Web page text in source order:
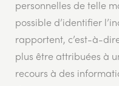
personnelles de telle
possible d’identifier
rapportent, c’est-à-
plus être attribuées à
recours à des